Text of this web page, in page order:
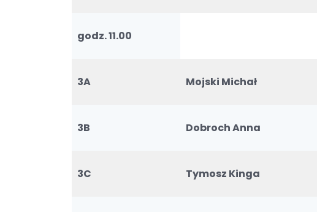
godz. 11.00
3A Mojski Michał
3B Dobroch Anna
3C Tymosz Kinga